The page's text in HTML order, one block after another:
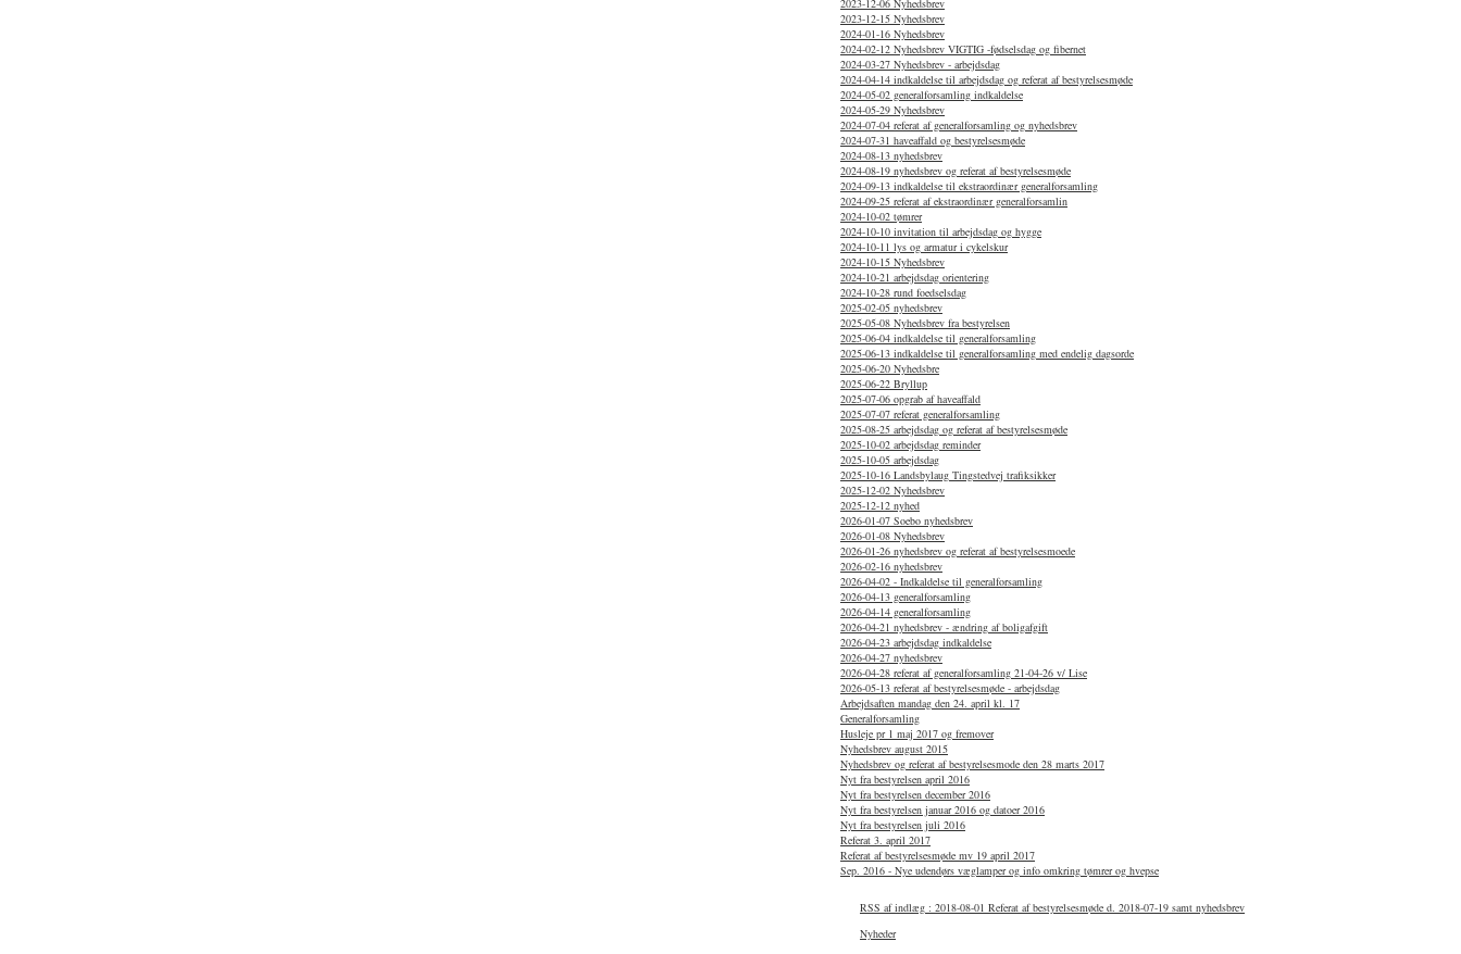
2023-12-06 Nyhedsbrev
2023-12-15 Nyhedsbrev
2024-01-16 Nyhedsbrev
2024-02-12 Nyhedsbrev VIGTIG -fødselsdag og fibernet
2024-03-27 Nyhedsbrev - arbejdsdag
2024-04-14 indkaldelse til arbejdsdag og referat af bestyrelsesmøde
2024-05-02 generalforsamling indkaldelse
2024-05-29 Nyhedsbrev
2024-07-04 referat af generalforsamling og nyhedsbrev
2024-07-31 haveaffald og bestyrelsesmøde
2024-08-13 nyhedsbrev
2024-08-19 nyhedsbrev og referat af bestyrelsesmøde
2024-09-13 indkaldelse til ekstraordinær generalforsamling
2024-09-25 referat af ekstraordinær generalforsamlin
2024-10-02 tømrer
2024-10-10 invitation til arbejdsdag og hygge
2024-10-11 lys og armatur i cykelskur
2024-10-15 Nyhedsbrev
2024-10-21 arbejdsdag orientering
2024-10-28 rund foedselsdag
2025-02-05 nyhedsbrev
2025-05-08 Nyhedsbrev fra bestyrelsen
2025-06-04 indkaldelse til generalforsamling
2025-06-13 indkaldelse til generalforsamling med endelig dagsorde
2025-06-20 Nyhedsbre
2025-06-22 Bryllup
2025-07-06 opgrab af haveaffald
2025-07-07 referat generalforsamling
2025-08-25 arbejdsdag og referat af bestyrelsesmøde
2025-10-02 arbejdsdag reminder
2025-10-05 arbejdsdag
2025-10-16 Landsbylaug Tingstedvej trafiksikker
2025-12-02 Nyhedsbrev
2025-12-12 nyhed
2026-01-07 Soebo nyhedsbrev
2026-01-08 Nyhedsbrev
2026-01-26 nyhedsbrev og referat af bestyrelsesmoede
2026-02-16 nyhedsbrev
2026-04-02 - Indkaldelse til generalforsamling
2026-04-13 generalforsamling
2026-04-14 generalforsamling
2026-04-21 nyhedsbrev - ændring af boligafgift
2026-04-23 arbejdsdag indkaldelse
2026-04-27 nyhedsbrev
2026-04-28 referat af generalforsamling 21-04-26 v/ Lise
2026-05-13 referat af bestyrelsesmøde - arbejdsdag
Arbejdsaften mandag den 24. april kl. 17
Generalforsamling
Husleje pr 1 maj 2017 og fremover
Nyhedsbrev august 2015
Nyhedsbrev og referat af bestyrelsesmode den 28 marts 2017
Nyt fra bestyrelsen april 2016
Nyt fra bestyrelsen december 2016
Nyt fra bestyrelsen januar 2016 og datoer 2016
Nyt fra bestyrelsen juli 2016
Referat 3. april 2017
Referat af bestyrelsesmøde mv 19 april 2017
Sep. 2016 - Nye udendørs væglamper og info omkring tømrer og hvepse
RSS af indlæg : 2018-08-01 Referat af bestyrelsesmøde d. 2018-07-19 samt nyhedsbrev
Nyheder